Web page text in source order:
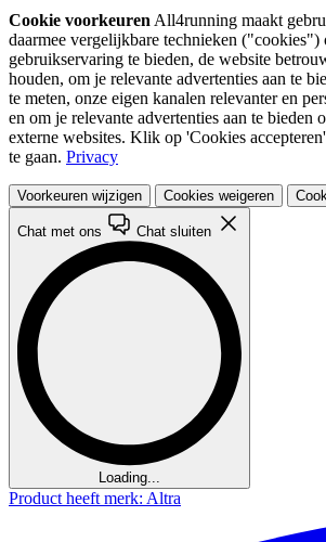
Cookie voorkeuren All4running maakt
daarmee vergelijkbare technieken ("cookies")
gebruikservaring te bieden, de website
houden, om je relevante advertenties aan te
te meten, onze eigen kanalen relevanter en
en om je relevante advertenties aan te bieden
externe websites. Klik op 'Cookies
te gaan. Privacy
Voorkeuren wijzigen Cookies weigeren
Chat met ons Chat sluiten
Loading...
Product heeft merk: Altra